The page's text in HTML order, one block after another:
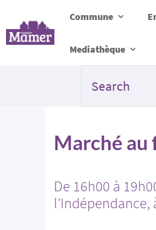
Commune
Mediathèque
Marché au
De 16h00 à
l’Indépendance,